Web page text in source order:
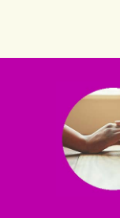
que possam nos
assuntos. Entre em
saiba como
saiba